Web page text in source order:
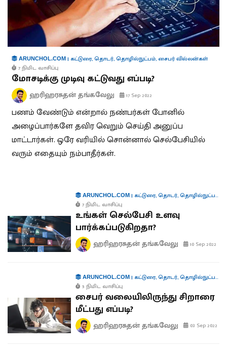
ARUNCHOL.COM | கட்டுரை,தொடர்,தொழில்நுட்பம், சைபர் வில்லன்கள்
7 நிமிட வாசிப்பு
மோசடிக்கு முடிவு கட்டுவது எப்படி?
ஹரிஹரசுதன் தங்கவேலு 17 Sep 2022
பணம் வேண்டும் என்றால் நண்பர்கள் போனில்
அழைப்பார்களே தவிர வெறும் செய்தி அனுப்ப
மாட்டார்கள். ஒரே வரியில் சொன்னால் செல்பேசியில்
வரும் எதையும் நம்பாதீர்கள்.
ARUNCHOL.COM| கட்டுரை,தொடர்,தொழில்நுட்பம்
7 நிமிட வாசிப்பு
உங்கள் செல்பேசி உளவு
பார்க்கப்படுகிறதா?
ஹரிஹரசுதன் தங்கவேலு 10 Sep 2022
ARUNCHOL.COM| கட்டுரை,தொடர்,தொழில்நுட்பம்
5 நிமிட வாசிப்பு
சைபர் வலையிலிருந்து சிறாரை
மீட்பது எப்படி?
ஹரிஹரசுதன் தங்கவேலு 03 Sep 2022